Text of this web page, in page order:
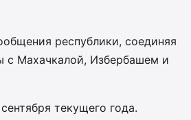
республики, соединяя
с Махачкалой, Избербашем и
текущего года.